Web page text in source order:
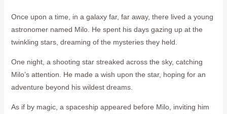
Once upon a time, in a galaxy far, far away, there lived a young
astronomer named Milo. He spent his days gazing up at the
twinkling stars, dreaming of the mysteries they held.
One night, a shooting star streaked across the sky, catching
Milo’s attention. He made a wish upon the star, hoping for an
adventure beyond his wildest dreams.
As if by magic, a spaceship appeared before Milo, inviting him